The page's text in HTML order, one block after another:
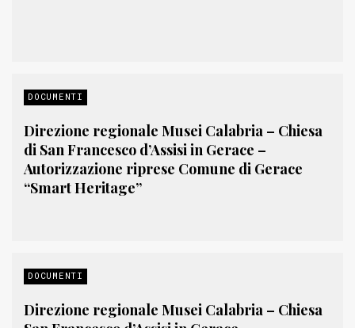
DOCUMENTI
Direzione regionale Musei Calabria – Chiesa
di San Francesco d’Assisi in Gerace –
Autorizzazione riprese Comune di Gerace
“Smart Heritage”
DOCUMENTI
Direzione regionale Musei Calabria – Chiesa